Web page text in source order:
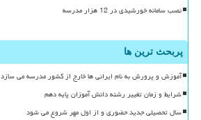
نصب سامانه خورشیدی در 12 هزار مدرسه
پربحث ترین ها
آموزش و پرورش به نام ایرانی ها خارج از کشور مدرسه می سازد
شرایط و زمان تغییر رشته دانش آموزان پایه دهم
سال تحصیلی جدید حضوری و از اول مهر شروع می شود